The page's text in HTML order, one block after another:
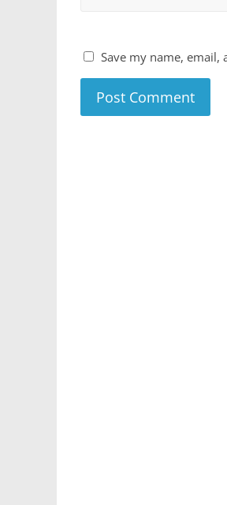
Save my name,